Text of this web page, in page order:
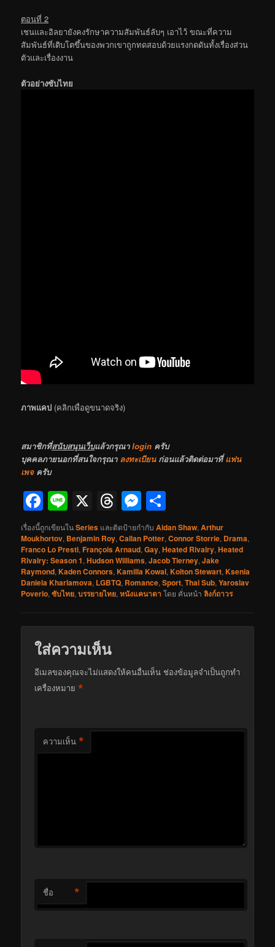
ตอนที่ 2
เชนและอิลยายังคงรักษาความสัมพันธ์ลับๆ เอาไว้ ขณะที่ความ
สัมพันธ์ที่เติบโตขึ้นของพวกเขาถูกทดสอบด้วยแรงกดดันทั้งเรื่องส่วน
ตัวและเรื่องงาน
ตัวอย่างซับไทย
ภาพแคป (คลิกเพื่อดูขนาดจริง)
สมาชิกที่สนับสนุนเว็บแล้วกรุณาlogin ครับ
บุคคลภายนอกที่สนใจกรุณา ลงทะเบียนก่อนแล้วติดต่อมาที่แฟน
เพจครับ
Facebook
Line
X Threads
Messenger
เรื่องนี้ถูกเขียนในSeries และติดป้ายกำกับAidan Shaw,Arthur
Moukhortov, Benjamin Roy,Callan Potter,Connor Storrie, Drama,
Franco Lo Presti,François Arnaud,Gay,Heated Rivalry,Heated
Rivalry: Season 1,Hudson Williams,Jacob Tierney,Jake
Raymond,Kaden Connors,Kamilla Kowal,Kolton Stewart,Ksenia
Daniela Kharlamova, LGBTQ, Romance,Sport,Thai Sub,Yaroslav
Poverlo,ซับไทย,บรรยายไทย,หนังแคนาดา โดย คั่นหน้าลิงก์ถาวร
ใส่ความเห็น
อีเมลของคุณจะไม่แสดงให้คนอื่นเห็น ช่องข้อมูลจำเป็นถูกทำ
เครื่องหมาย*
ความเห็น *
ชื่อ *